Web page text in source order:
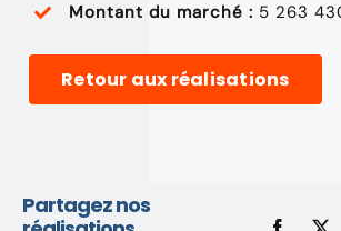
Montant du marché : 5 263
Retour aux réalisations
Partagez nos